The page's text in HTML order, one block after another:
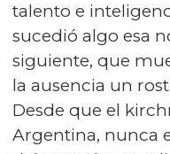
talento e
sucedió algo esa
siguiente, que
la ausencia un
Desde que el
Argentina, nunca